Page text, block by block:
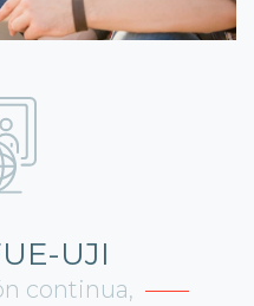
UJI
continua,